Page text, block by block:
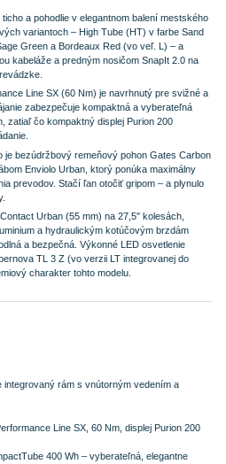
a pohodlie v elegantnom balení mestského
variantoch – High Tube (HT) v farbe Sand
Green a Bordeaux Red (vo veľ. L) – a
kabeláže a predným nosičom SnapIt 2.0 na
Line SX (60 Nm) je navrhnutý pre svižné a
zabezpečuje kompaktná a vyberateľná
zatiaľ čo kompaktný displej Purion 200
je bezúdržbový remeňový pohon Gates Carbon
Enviolo Urban, ktorý ponúka maximálny
prevodov. Stačí ľan otočiť gripom – a plynulo
Urban (55 mm) na 27,5″ kolesách,
a hydraulickým kotúčovým brzdám
a bezpečná. Výkonné LED osvetlenie
TL 3 Z (vo verzii LT integrovanej do
charakter tohto modelu.
integrovaný rám s vnútorným vedením a
Line SX, 60 Nm, displej Purion 200
400 Wh – vyberateľná, elegantne